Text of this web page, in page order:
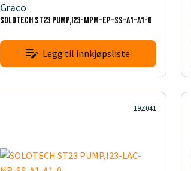
Graco
SOLOTECH ST23 PUMP,I23-MPM-EP-SS-A1-A1-0
Legg til innkjøpsliste
19Z041